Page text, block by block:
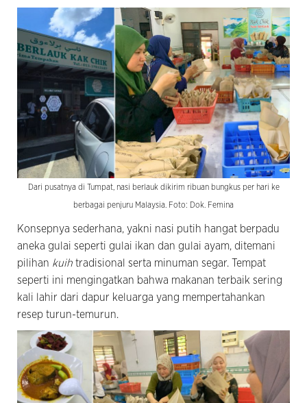
Dari pusatnya di Tumpat, nasi berlauk dikirim ribuan bungkus per hari ke
berbagai penjuru Malaysia. Foto: Dok. Femina
Konsepnya sederhana, yakni nasi putih hangat berpadu
aneka gulai seperti gulai ikan dan gulai ayam, ditemani
pilihan kuih tradisional serta minuman segar. Tempat
seperti ini mengingatkan bahwa makanan terbaik sering
kali lahir dari dapur keluarga yang mempertahankan
resep turun-temurun.